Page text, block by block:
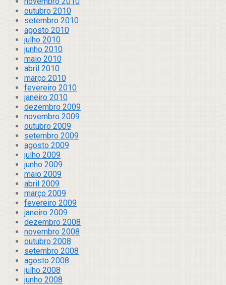
outubro 2010
setembro 2010
agosto 2010
julho 2010
junho 2010
maio 2010
abril 2010
março 2010
fevereiro 2010
janeiro 2010
dezembro 2009
novembro 2009
outubro 2009
setembro 2009
agosto 2009
julho 2009
junho 2009
maio 2009
abril 2009
março 2009
fevereiro 2009
janeiro 2009
dezembro 2008
novembro 2008
outubro 2008
setembro 2008
agosto 2008
julho 2008
junho 2008